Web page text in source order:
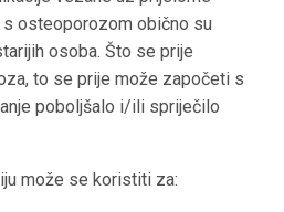
osteoporozom obično su
osoba. Što se prije
to se prije može započeti s
poboljšalo i/ili spriječilo
može se koristiti za: